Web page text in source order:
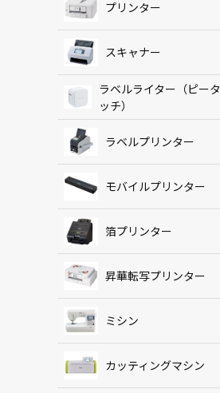
プリンター
スキャナー
ラベルライター（ピータ
ッチ）
ラベルプリンター
モバイルプリンター
箔プリンター
昇華転写プリンター
ミシン
カッティングマシン